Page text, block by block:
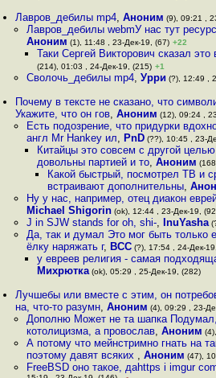
Лавров_дебилы mp4,Аноним (9), 09:21 ,
Лавров_дебилы webmУ нас тут
Аноним (1), 11:48 , 23-Дек-19, (67) +22
Таки Сергей Викторович сказал это
(214), 01:03 , 24-Дек-19, (215) +1
Сволочь_дебилы mp4, Урри (?), 12:49 ,
Почему в тексте не сказано, что
Укажите, что он гов,Аноним (12), 09:24 ,
Есть подозрение, что придурки
англ Mr Hankey ил, PnD(??), 10:45 , 23-
Китайцы это совсем с другой
довольны партией и то, Аноним
Какой быстрый, посмотрел ТВ и
встраивают дополнительны,
Ну у нас, например, отец диакон
Michael Shigorin(ok), 12:44 , 23-Дек-19,
J in SJW stands for oh, shi-, InuYasha
Да, так и думал Это мог быть только
ёлку наряжать г, ВСС(?), 17:54 , 24-Дек-
у евреев религия - самая
Михрютка(ok), 05:29 , 25-Дек-19, (282)
Лучшебы или вместе с этим, он
на, что-то разумн,Аноним (4), 09:29 , 23-
Дополню Может не та шапка
котолицизма, а провослав, Аноним
А потому что мейнстримно гнать на
поэтому давят всяких , Аноним (47),
FreeBSD оно такое, даhttps i imgur